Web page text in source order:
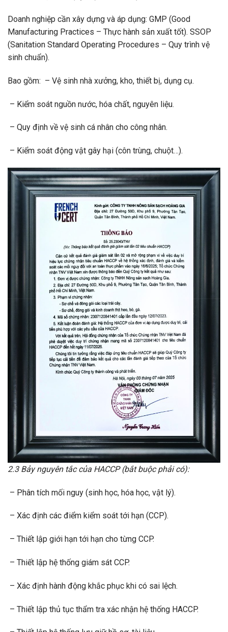
Doanh nghiệp cần xây dựng và áp dụng: GMP (Good
Manufacturing Practices – Thực hành sản xuất tốt). SSOP
(Sanitation Standard Operating Procedures – Quy trình vệ
sinh chuẩn).
Bao gồm: – Vệ sinh nhà xưởng, kho, thiết bị, dụng cụ.
– Kiểm soát nguồn nước, hóa chất, nguyên liệu.
– Quy định về vệ sinh cá nhân cho công nhân.
– Kiểm soát động vật gây hại (côn trùng, chuột…).
2.3 Bảy nguyên tắc của HACCP (bắt buộc phải có):
– Phân tích mối nguy (sinh học, hóa học, vật lý).
– Xác định các điểm kiểm soát tới hạn (CCP).
– Thiết lập giới hạn tới hạn cho từng CCP.
– Thiết lập hệ thống giám sát CCP.
– Xác định hành động khắc phục khi có sai lệch.
– Thiết lập thủ tục thẩm tra xác nhận hệ thống HACCP.